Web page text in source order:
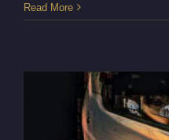
Read More
Lista